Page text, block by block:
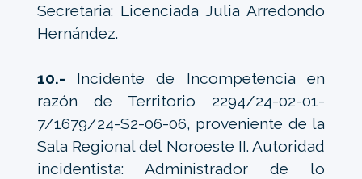
Secretaria: Licenciada Julia Arredondo
Hernández.
10.- Incidente de Incompetencia en
razón de Territorio 2294/24-02-01-
7/1679/24-S2-06-06, proveniente de la
Sala Regional del Noroeste II. Autoridad
incidentista: Administrador de lo